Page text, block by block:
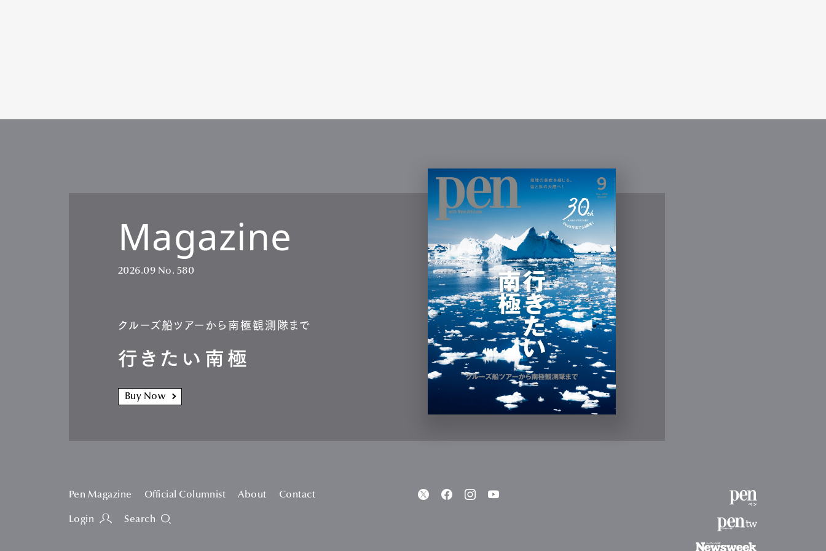
Magazine
2026.09 No. 580
クルーズ船ツアーから南極観測隊まで
行きたい南極
Buy Now
Pen Magazine Official Columnist About Contact
Login Search